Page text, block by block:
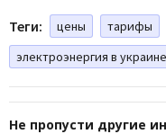
Теги: цены тарифы
электроэнергия в украине
Не пропусти другие